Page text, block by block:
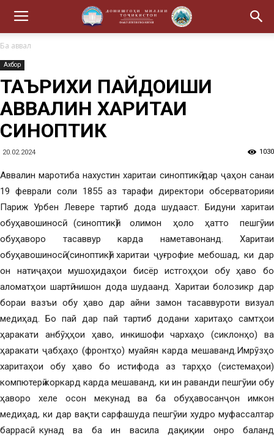
Ба аввал
Ахбор
ТАЪРИХИ ПАЙДОИШИ
АВВАЛИН ХАРИТАИ
СИНОПТИКӢ
20.02.2024 1030
Аввалин маротиба нахустин харитаи синоптикӣ дар ҷаҳон санаи
19 феврали соли 1855 аз тарафи директори обсерваторияи
Париж Урбен Левере тартиб дода шудааст. Бидуни харитаи
обуҳавошиносӣ (синоптикӣ) олимон ҳоло ҳатто пешгӯии
обуҳаворо тасаввур карда наметавонанд. Харитаи
обуҳавошиносӣ (синоптикӣ) харитаи ҷуғрофие мебошад, ки дар
он натиҷаҳои мушоҳидаҳои бисёр истгоҳҳои обу ҳаво бо
аломатҳои шартӣ нишон дода шудаанд. Харитаи болозикр дар
бораи вазъи обу ҳаво дар айни замон тасаввуроти визуалӣ
медиҳад. Бо пай дар пай тартиб додани харитаҳо самтҳои
ҳаракати анбӯҳҳои ҳаво, инкишофи чархаҳо (сиклонҳо) ва
ҳаракати ҷабҳаҳо (фронтҳо) муайян карда мешаванд.Имрӯзҳо
харитаҳои обу ҳаво бо истифода аз тарҳҳо (системаҳои)
компютерӣ коркард карда мешаванд, ки ин раванди пешгӯии обу
ҳаворо хеле осон мекунад ва ба обуҳавосанҷон имкон
медиҳад, ки дар вақти сарфашуда пешгӯии худро муфассалтар
баррасӣ кунад ва ба ин васила дақиқии онро баланд